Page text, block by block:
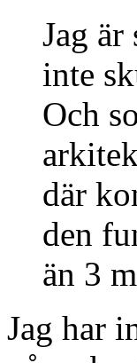
Jag
inte
Och
där
den
än 3
Jag har